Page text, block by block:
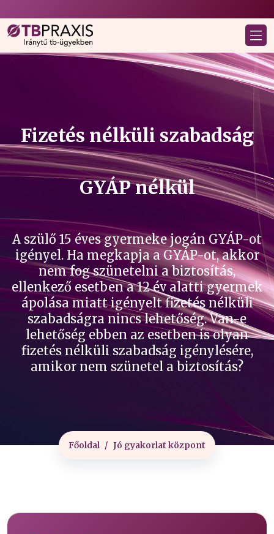
Fizetés nélküli szabadság
GYÁP nélkül
A szülő 15 éves gyermeke jogán GYÁP-ot
igényel. Ha megkapja a GYÁP-ot, akkor
nem fog szünetelni a biztosítás,
ellenkező esetben a 12 év alatti gyermek
ápolása miatt igényelt fizetés nélküli
szabadságra nincs lehetőség. Van-e
lehetőség ebben az esetben is olyan
fizetés nélküli szabadság igénylésére,
amikor nem szünetel a biztosítás?
Főoldal Jó gyakorlat központ